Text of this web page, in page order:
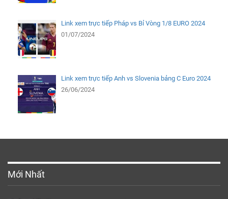
Link xem trực tiếp Pháp vs Bỉ Vòng 1/8 EURO 2024
01/07/2024
Link xem trực tiếp Anh vs Slovenia bảng C Euro 2024
26/06/2024
Mới Nhất